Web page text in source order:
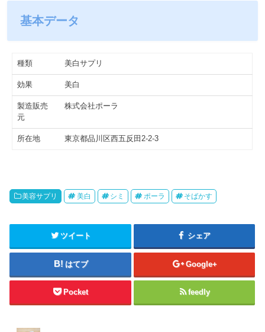
基本データ
種類 美白サプリ
効果 美白
製造販売
元
株式会社ポーラ
所在地 東京都品川区西五反田2-2-3
美容サプリ 美白 シミ ポーラ そばかす
ツイート シェア
はてブ Google+
Pocket feedly